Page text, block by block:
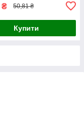
₴ 50,81 ₴
Купити